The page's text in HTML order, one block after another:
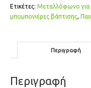
Ετικέτες: Μεταλλόφωνο για
μπομπονιέρες βάπτισης,
Περιγραφή
Περιγραφή